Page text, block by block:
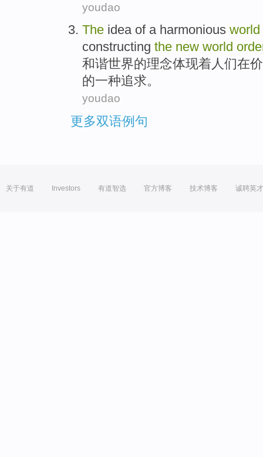
youdao
The idea of a harmonious world
constructing the new world
和谐世界的理念体现着人们在
的一种追求。
youdao
更多双语例句
关于有道 Investors 有道智选 官方博客 技术博客 诚聘英才